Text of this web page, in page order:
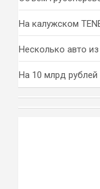
На калужском
Несколько авто
На 10 млрд рублей